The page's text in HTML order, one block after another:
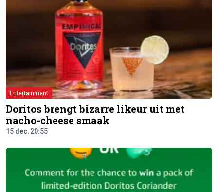
Entertainment
Doritos brengt bizarre likeur uit met
nacho-cheese smaak
15 dec, 20:55